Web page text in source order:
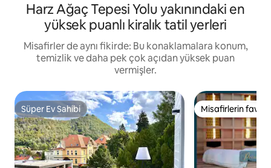
Harz Ağaç Tepesi Yolu yakınındaki en
yüksek puanlı kiralık tatil yerleri
Misafirler de aynı fikirde: Bu konaklamalara konum,
temizlik ve daha pek çok açıdan yüksek puan
vermişler.
Süper Ev Sahibi
Süper Ev Sahibi Misafirlerin
Misafirlerin